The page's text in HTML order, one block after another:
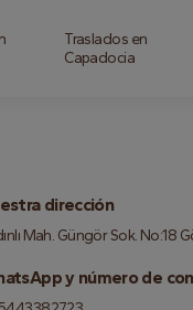
Traslados en
Capadocia
dirección
Mah. Güngör Sok. No:18
y número de